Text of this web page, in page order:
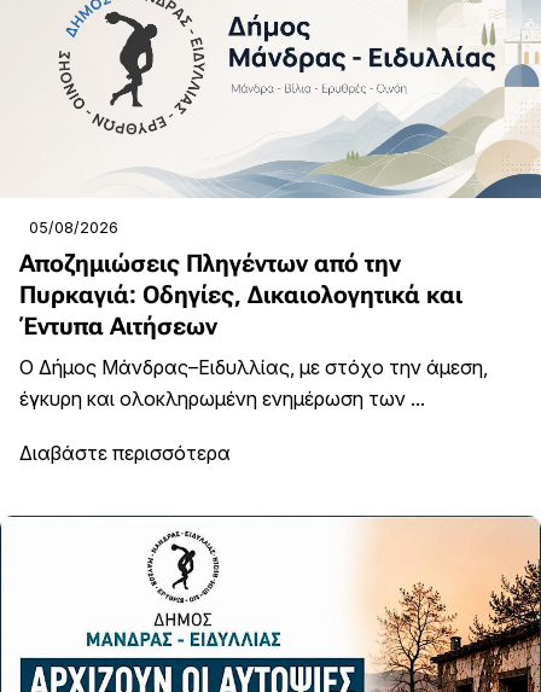
05/08/2026
Αποζημιώσεις Πληγέντων από την
Πυρκαγιά: Οδηγίες, Δικαιολογητικά και
Έντυπα Αιτήσεων
Ο Δήμος Μάνδρας–Ειδυλλίας, με στόχο την άμεση,
έγκυρη και ολοκληρωμένη ενημέρωση των ...
Διαβάστε περισσότερα